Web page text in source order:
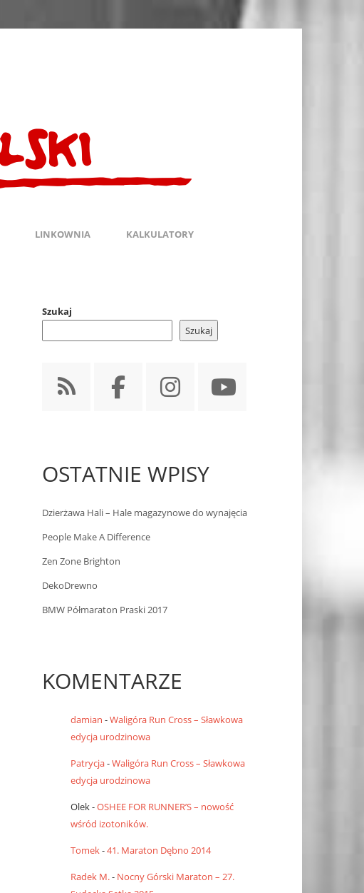
LINKOWNIA KALKULATORY
Szukaj
Szukaj
OSTATNIE WPISY
Dzierżawa Hali – Hale magazynowe do wynajęcia
People Make A Difference
Zen Zone Brighton
DekoDrewno
BMW Półmaraton Praski 2017
KOMENTARZE
damian -Waligóra Run Cross – Sławkowa
edycja urodzinowa
Patrycja-Waligóra Run Cross – Sławkowa
edycja urodzinowa
Olek-OSHEE FOR RUNNER’S – nowość
wśród izotoników.
Tomek-41. Maraton Dębno 2014
Radek M.- Nocny Górski Maraton – 27.